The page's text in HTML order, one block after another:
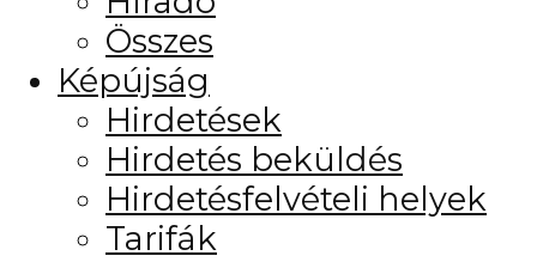
Összes
Képújság
Hirdetések
Hirdetés beküldés
Hirdetésfelvételi helyek
Tarifák